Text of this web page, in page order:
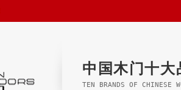
中国木门十大
TEN BRANDS OF CHINESE